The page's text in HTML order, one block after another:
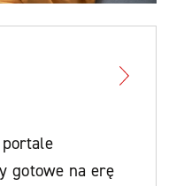
gotowe na erę